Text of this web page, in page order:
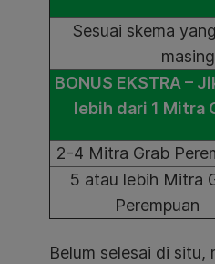
Sesuai skema
BONUS EKSTRA –
lebih dari 1 Mitra
2-4 Mitra Grab
5 atau lebih Mitra
Perempuan
Belum selesai di situ,